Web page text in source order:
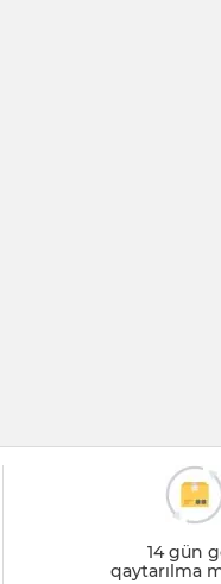
14 gün
qaytarılma